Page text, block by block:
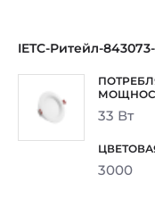
IETC-Ритейл-
33 Вт
3000